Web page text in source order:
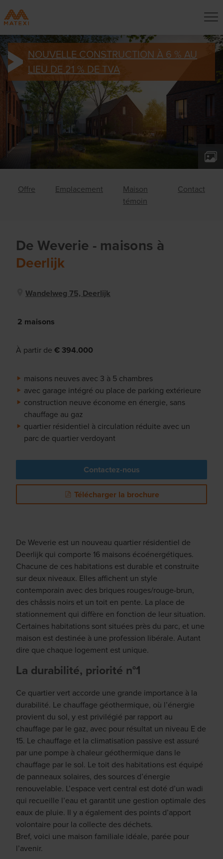
NOUVELLE CONSTRUCTION À 6 % AU
LIEU DE 21 % DE TVA
Offre Emplacement
Maison
témoin
Contact
De Weverie - maisons à
Deerlijk
Wandelweg 75, Deerlijk
2 maisons
À partir de € 394.000
maisons neuves avec 3 à 5 chambres
avec garage intégré ou place de parking extérieure
construction neuve économe en énergie, sans
chauffage au gaz
quartier résidentiel à circulation réduite avec un
parc de quartier verdoyant
Contactez-nous
Télécharger la brochure
De Weverie est un nouveau quartier résidentiel de
Deerlijk qui comporte 16 maisons écoénergétiques.
Chacune de ces habitations est durable et construite
sur deux niveaux. Elles affichent un style
contemporain avec des briques rouges/rouge-brun,
des châssis noirs et un toit en pente. La place de
stationnement qui diffère en fonction de leur situation.
Certaines habitations sont situées près du parc, et une
maison est destinée à une profession libérale. Autant
dire que chaque logement est unique.
La durabilité, priorité n°1
Ce quartier vert accorde une grande importance à la
durabilité. Le chauffage géothermique, où l’énergie
provient du sol, y est privilégié par rapport au
chauffage par le gaz, avec pour résultat un niveau E de
15. Le chauffage et la climatisation passive est assuré
par une pompe à chaleur géothermique dans le
chauffage par le sol. Le toit des habitations est équipé
de panneaux solaires, des sources d’énergie
renouvelable. L’espace vert central est doté d’un wadi
qui recueille l’eau et garantit une gestion optimale des
eaux de pluie. Il y a également des points d’apport
volontaire pour la collecte des déchets.
Bref, voici une maison familiale idéale, parée pour
l’avenir.